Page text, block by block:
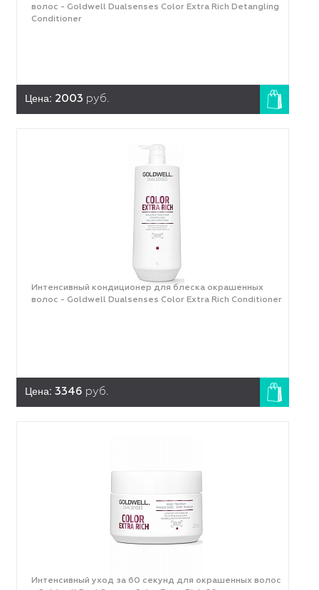
волос - Goldwell Dualsenses Color Extra Rich Detangling
Conditioner
Цена: 2003 руб.
Интенсивный кондиционер для блеска окрашенных
волос - Goldwell Dualsenses Color Extra Rich Conditioner
Цена: 3346 руб.
Интенсивный уход за 60 секунд для окрашенных волос